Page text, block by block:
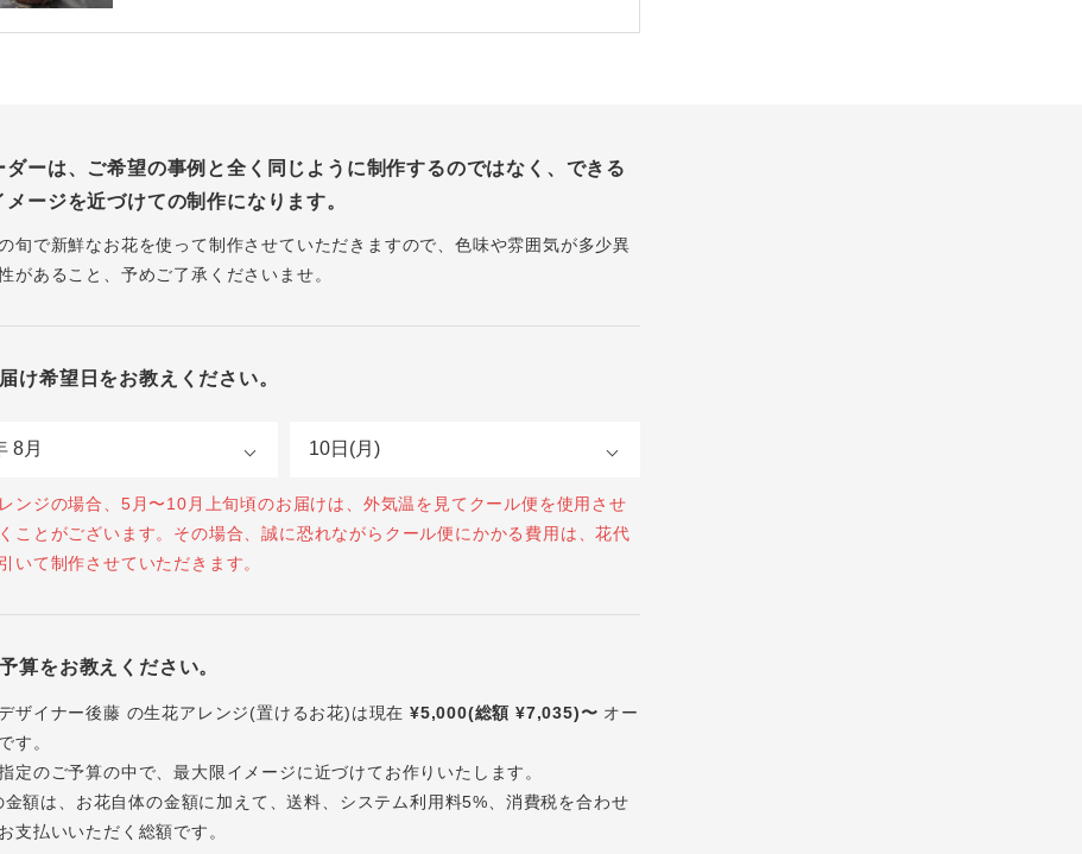
ダーは、ご希望の事例と全く同じように制作するのではなく、できる
メージを近づけての制作になります。
旬で新鮮なお花を使って制作させていただきますので、色味や雰囲気が多少異
があること、予めご了承くださいませ。
け希望日をお教えください。
ンジの場合、5月〜10月上旬頃のお届けは、外気温を見てクール便を使用させ
ことがございます。その場合、誠に恐れながらクール便にかかる費用は、花代
いて制作させていただきます。
算をお教えください。
ザイナー後藤 の生花アレンジ(置けるお花)は現在 ¥5,000(総額 ¥7,035)〜 オー
す。
定のご予算の中で、最大限イメージに近づけてお作りいたします。
額は、お花自体の金額に加えて、送料、システム利用料5%、消費税を合わせ
支払いいただく総額です。